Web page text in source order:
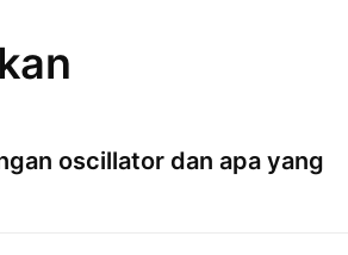
oscillator dan apa yang